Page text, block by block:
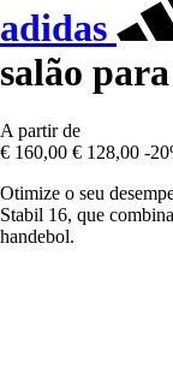
adidas
salão
A partir de
€ 160,00 € 128,00 -
Otimize o seu
Stabil 16, que
handebol.